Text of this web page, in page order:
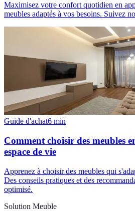
Maximisez votre confort quotidien en
meubles adaptés à vos besoins. Suivez
Guide d'achat6 min
Comment choisir des meubles
espace de vie
Apprenez à choisir des meubles qui
Des conseils pratiques et des
optimisé.
Solution Meuble